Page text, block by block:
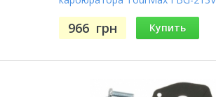
966 грн Купить